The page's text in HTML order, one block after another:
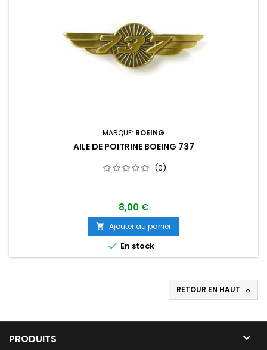
MARQUE: BOEING
AILE DE POITRINE BOEING 737
(0)
8,00 €
 Ajouter au panier
 En stock
RETOUR EN HAUT 
PRODUITS 